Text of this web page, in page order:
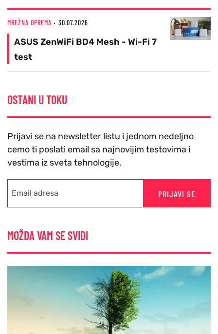
MREŽNA OPREMA 30.07.2026
ASUS ZenWiFi BD4 Mesh - Wi-Fi 7
test
OSTANI U TOKU
Prijavi se na newsletter listu i jednom nedeljno
cemo ti poslati email sa najnovijim testovima i
vestima iz sveta tehnologije.
PRIJAVI SE
MOŽDA VAM SE SVIDI